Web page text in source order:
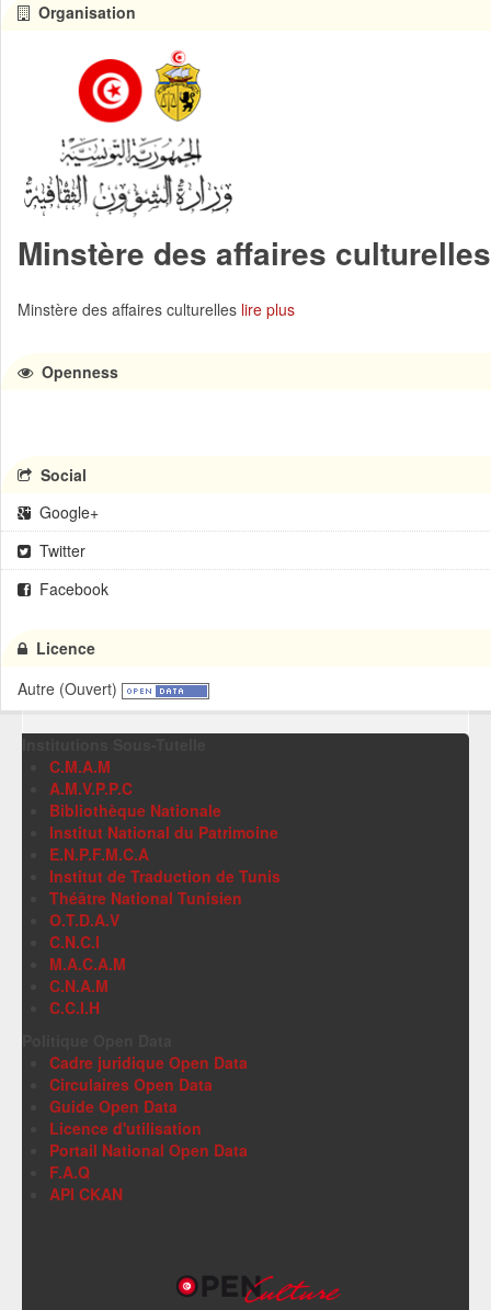
Organisation
Minstère des affaires culturelles
Minstère des affaires culturelles lire plus
Openness
Social
Google+
Twitter
Facebook
Licence
Autre (Ouvert)
C.M.A.M
A.M.V.P.P.C
Bibliothèque Nationale
Institut National du Patrimoine
E.N.P.F.M.C.A
Institut de Traduction de Tunis
Théâtre National Tunisien
O.T.D.A.V
C.N.C.I
M.A.C.A.M
C.N.A.M
C.C.I.H
Cadre juridique Open Data
Circulaires Open Data
Guide Open Data
Licence d'utilisation
Portail National Open Data
F.A.Q
API CKAN